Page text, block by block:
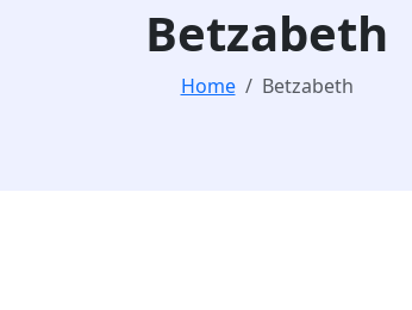
Betzabeth
Home Betzabeth